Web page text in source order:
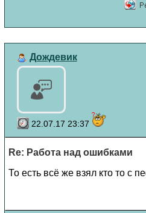
Дождевик
22.07.17 23:37
Re: Работа над ошибками
То есть всё же взял кто то с